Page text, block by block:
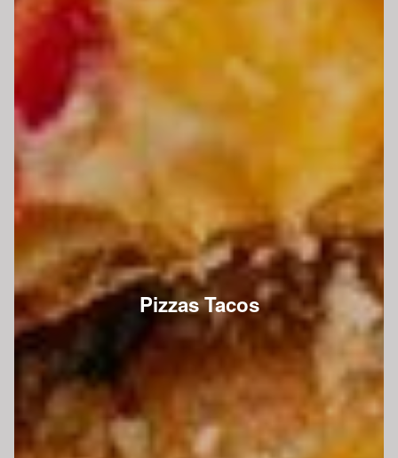
Pizzas Tacos